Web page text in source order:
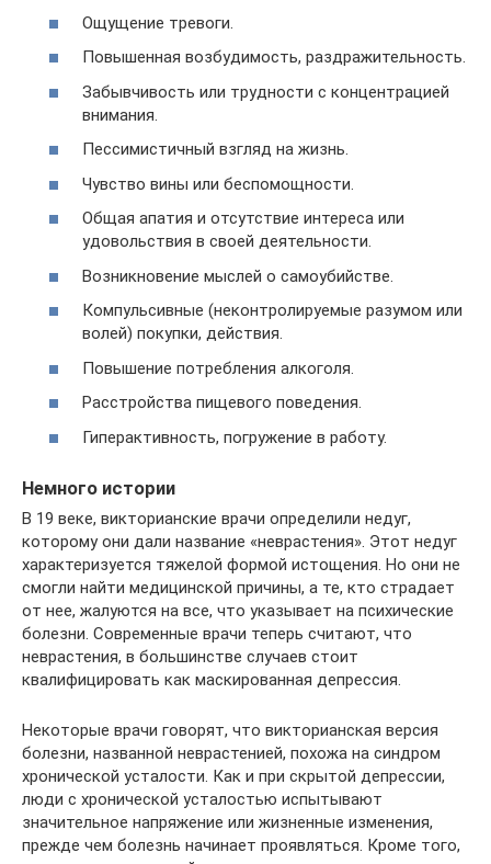
Ощущение тревоги.
Повышенная возбудимость, раздражительность.
Забывчивость или трудности с концентрацией
внимания.
Пессимистичный взгляд на жизнь.
Чувство вины или беспомощности.
Общая апатия и отсутствие интереса или
удовольствия в своей деятельности.
Возникновение мыслей о самоубийстве.
Компульсивные (неконтролируемые разумом или
волей) покупки, действия.
Повышение потребления алкоголя.
Расстройства пищевого поведения.
Гиперактивность, погружение в работу.
Немного истории
В 19 веке, викторианские врачи определили недуг,
которому они дали название «неврастения». Этот недуг
характеризуется тяжелой формой истощения. Но они не
смогли найти медицинской причины, а те, кто страдает
от нее, жалуются на все, что указывает на психические
болезни. Современные врачи теперь считают, что
неврастения, в большинстве случаев стоит
квалифицировать как маскированная депрессия.
Некоторые врачи говорят, что викторианская версия
болезни, названной неврастенией, похожа на синдром
хронической усталости. Как и при скрытой депрессии,
люди с хронической усталостью испытывают
значительное напряжение или жизненные изменения,
прежде чем болезнь начинает проявляться. Кроме того,